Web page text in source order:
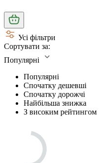
Усі фільтри
Сортувати за:
Популярні
Популярні
Спочатку дешевші
Спочатку дорожчі
Найбільша знижка
З високим рейтингом